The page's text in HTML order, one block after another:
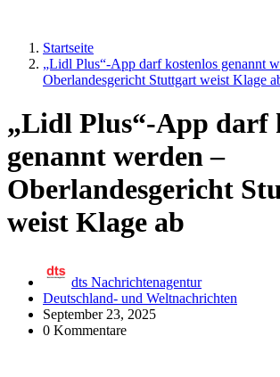
Startseite
„Lidl Plus“-App darf kostenlos genannt
Oberlandesgericht Stuttgart weist Klage
„Lidl Plus“-App darf
genannt werden –
Oberlandesgericht
weist Klage ab
dts Nachrichtenagentur
Deutschland- und Weltnachrichten
September 23, 2025
0 Kommentare